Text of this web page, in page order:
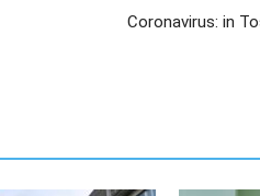
Coronavirus: in